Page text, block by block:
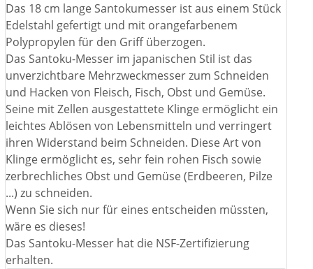
Das 18 cm lange Santokumesser ist aus einem Stück
Edelstahl gefertigt und mit orangefarbenem
Polypropylen für den Griff überzogen.
Das Santoku-Messer im japanischen Stil ist das
unverzichtbare Mehrzweckmesser zum Schneiden
und Hacken von Fleisch, Fisch, Obst und Gemüse.
Seine mit Zellen ausgestattete Klinge ermöglicht ein
leichtes Ablösen von Lebensmitteln und verringert
ihren Widerstand beim Schneiden. Diese Art von
Klinge ermöglicht es, sehr fein rohen Fisch sowie
zerbrechliches Obst und Gemüse (Erdbeeren, Pilze
...) zu schneiden.
Wenn Sie sich nur für eines entscheiden müssten,
wäre es dieses!
Das Santoku-Messer hat die NSF-Zertifizierung
erhalten.